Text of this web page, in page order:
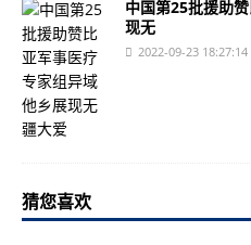
中国第25批援助
现无
2022-09-23 18:27:14
猜您喜欢